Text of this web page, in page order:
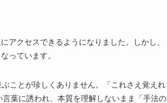
アクセスできるようになりました。しかし、
っています。
ことが珍しくありません。「これさえ覚えれ
葉に誘われ、本質を理解しないまま「手法の